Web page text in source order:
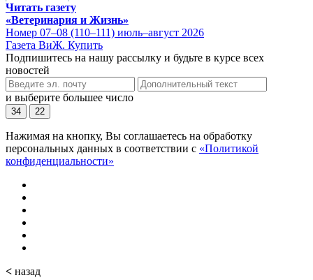
Читать газету
«Ветеринария и Жизнь»
Номер 07–08 (110–111) июль–август 2026
Газета ВиЖ. Купить
Подпишитесь на нашу рассылку и будьте в курсе всех
новостей
и выберите большее число
34 22
Нажимая на кнопку, Вы соглашаетесь на обработку
персональных данных в соответствии с «Политикой
конфиденциальности»
< назад